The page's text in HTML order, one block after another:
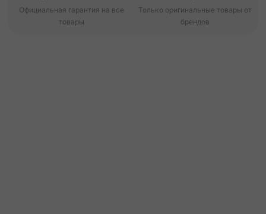
Официальная гарантия на все
товары
Только оригинальные товары от
брендов